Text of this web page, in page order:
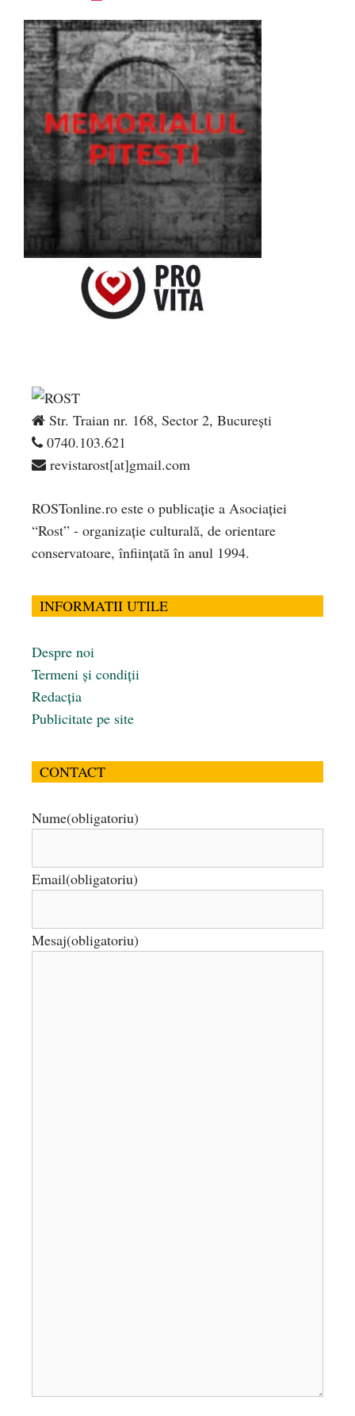
Str. Traian nr. 168, Sector 2, București
0740.103.621
revistarost[at]gmail.com
ROSTonline.ro este o publicaţie a Asociaţiei
“Rost” - organizaţie culturală, de orientare
conservatoare, înfiinţată în anul 1994.
INFORMATII UTILE
Despre noi
Termeni și condiții
Redacția
Publicitate pe site
CONTACT
Nume(obligatoriu)
Email(obligatoriu)
Mesaj(obligatoriu)